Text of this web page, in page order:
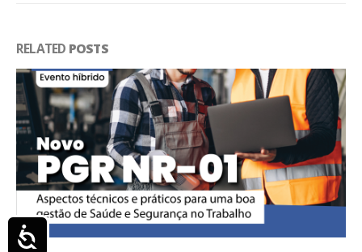
RELATED POSTS